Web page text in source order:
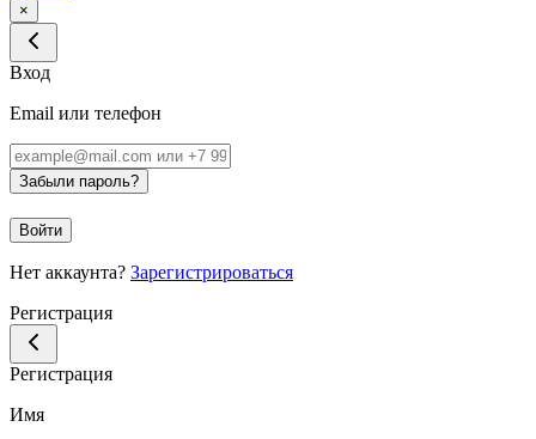
×
Вход
Email или телефон
Забыли пароль?
Войти
Нет аккаунта? Зарегистрироваться
Регистрация
Регистрация
Имя